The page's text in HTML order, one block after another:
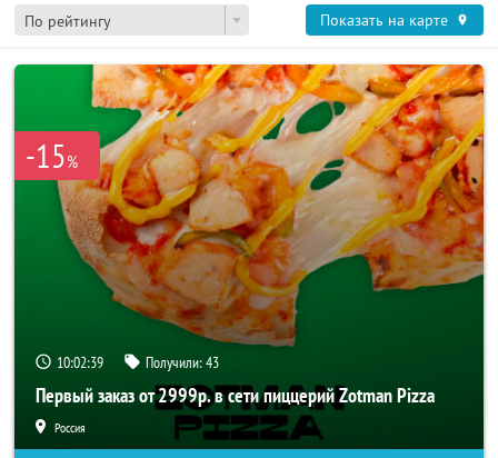
По рейтингу Показать на карте
-15%
10:02:39 Получили:43
Первый заказ от 2999р. в сети пиццерий Zotman Pizza
Россия